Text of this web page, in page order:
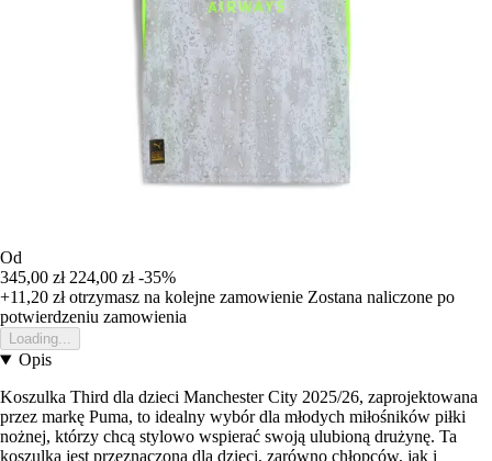
Od
345,00 zł 224,00 zł -35%
+11,20 złotrzymasz na kolejne zamowienie Zostana naliczone po
potwierdzeniu zamowienia
Loading...
Opis
Koszulka Third dla dzieci Manchester City 2025/26, zaprojektowana
przez markę Puma, to idealny wybór dla młodych miłośników piłki
nożnej, którzy chcą stylowo wspierać swoją ulubioną drużynę. Ta
koszulka jest przeznaczona dla dzieci, zarówno chłopców, jak i